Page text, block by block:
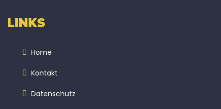
LINKS
Home
Kontakt
Datenschutz